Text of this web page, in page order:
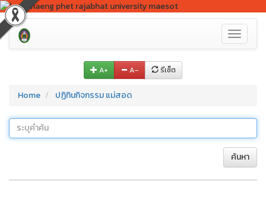
Toggle
A+ A– รีเซ็ต
Home ปฏิทินกิจกรรม แม่สอด
ค้นหา